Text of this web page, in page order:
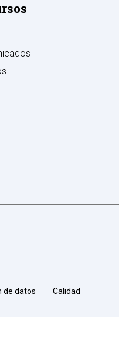
de datos Calidad